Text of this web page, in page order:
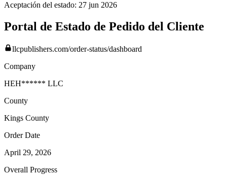
Aceptación del estado: 27 jun 2026
Portal de Estado de Pedido del Cliente
llcpublishers.com/order-status/dashboard
Company
HEH****** LLC
County
Kings County
Order Date
April 29, 2026
Overall Progress